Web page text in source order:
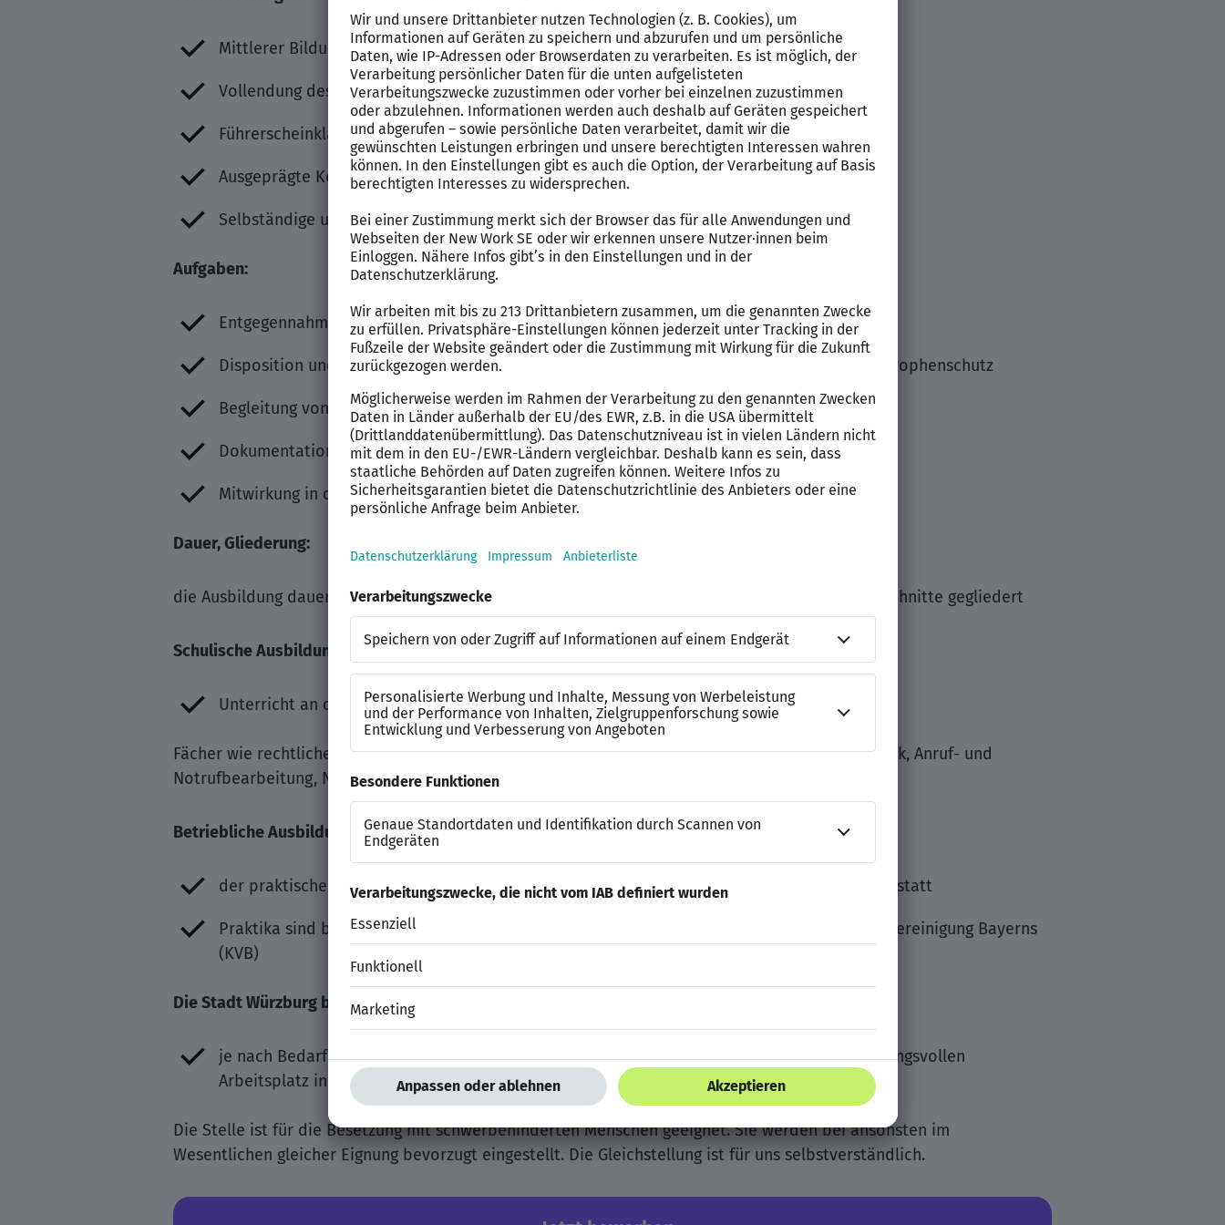
Mittlerer Bildungsabschluss
Vollendung des 18. Lebensjahres zum Ausbildungsbeginn
Führerscheinklasse B wünschenswert
Ausgeprägte Kommunikationsfähigkeit und Spaß an der Arbeit im Team
Selbständige und zielorientierte Arbeitsweise
Aufgaben:
Entgegennahme des Notrufes 112 in einer Integrierten Leitstelle
Disposition und Alarmierung von Einsatzkräften von Feuerwehr, Rettungsdienst und Katastrophenschutz
Begleitung von Einsätzen aus der Integrierten Leitstelle heraus
Dokumentation von einsatzbezogenen Informationen
Mitwirkung in der Datenversorgung einer Integrierten Leitstelle
Dauer, Gliederung:
die Ausbildung dauert 3 Jahre, beginnt am 1. September und ist in schulische und praktische Abschnitte gegliedert
Schulische Ausbildung:
Unterricht an der Berufsfachschule für Leitstellenwesen in München
Fächer wie rechtliche Grundlagen; psychische und physische Gesunderhaltung, EDV- und IT-Technik, Anruf- und
Notrufbearbeitung, Notfalleinsätze disponieren und begleiten
Betriebliche Ausbildung:
der praktische Teil findet in der Integrierten Leitstelle beim Amt für Zivil- und Brandschutz statt
Praktika sind beim Rettungsdienst, Krankenhaus, Polizei-Einsatzzentrale, Kassenärztliche Vereinigung Bayerns
(KVB)
Die Stadt Würzburg bietet nach der Ausbildung unter anderem:
je nach Bedarf und persönlicher Eignung einen interessanten, vielseitigen und verantwortungsvollen
Arbeitsplatz in einer modernen Dienstleistungsbehörde
Die Stelle ist für die Besetzung mit schwerbehinderten Menschen geeignet. Sie werden bei ansonsten im
Wesentlichen gleicher Eignung bevorzugt eingestellt. Die Gleichstellung ist für uns selbstverständlich.